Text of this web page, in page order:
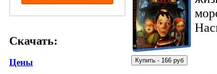
Скачать:
Цены